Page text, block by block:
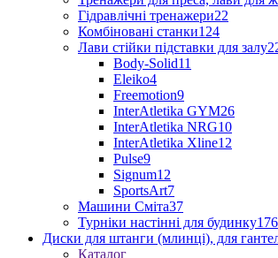
Гідравлічні тренажери22
Комбіновані станки124
Лави стійки підставки для залу
Body-Solid11
Eleiko4
Freemotion9
InterAtletika GYM26
InterAtletika NRG10
InterAtletika Xline12
Pulse9
Signum12
SportsArt7
Машини Сміта37
Турніки настінні для будинку176
Диски для штанги (млинці), для
Каталог